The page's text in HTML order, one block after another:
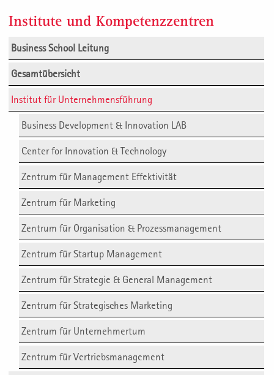
Institute und Kompetenzzentren
Business School Leitung
Gesamtübersicht
Institut für Unternehmensführung
Business Development & Innovation LAB
Center for Innovation & Technology
Zentrum für Management Effektivität
Zentrum für Marketing
Zentrum für Organisation & Prozessmanagement
Zentrum für Startup Management
Zentrum für Strategie & General Management
Zentrum für Strategisches Marketing
Zentrum für Unternehmertum
Zentrum für Vertriebsmanagement